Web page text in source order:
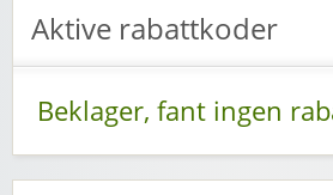
Aktive rabattkoder
Beklager, fant ingen